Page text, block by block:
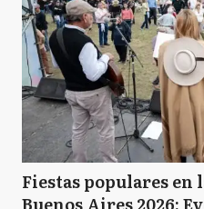
Fiestas populares en
Buenos Aires 2026: